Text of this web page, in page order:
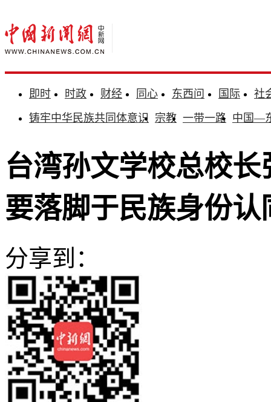
即时 时政 财经 同心 东西问 国际
社
铸牢中华民族共同体意识 宗教 一带一路 中国—
台湾孙文学校总校
要落脚于民族身份认
分享到：